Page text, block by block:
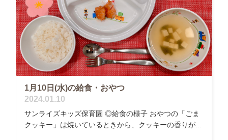
1月10日(水)の給食・おやつ
2024.01.10
サンライズキッズ保育園 ◎給食の様子 おやつの「ごま
クッキー」は焼いているときから、クッキーの香りが...